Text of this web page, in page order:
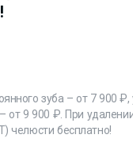
зуба – от 7 900 ₽,
от 9 900 ₽ . При
челюсти бесплатно!